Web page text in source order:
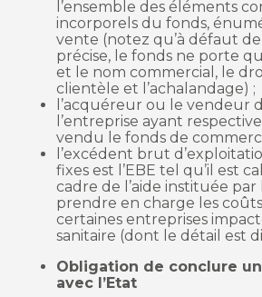
l’ensemble des éléments
incorporels du fonds,
vente (notez qu’à défaut
précise, le fonds ne porte
et le nom commercial, le
clientèle et l’achalandage) ;
l’acquéreur ou le vendeur
l’entreprise ayant
vendu le fonds de
l’excédent brut
fixes est l’EBE tel qu’il est
cadre de l’aide instituée par
prendre en charge les
certaines entreprises
sanitaire (dont le détail est
Obligation de conclure
avec l’Etat